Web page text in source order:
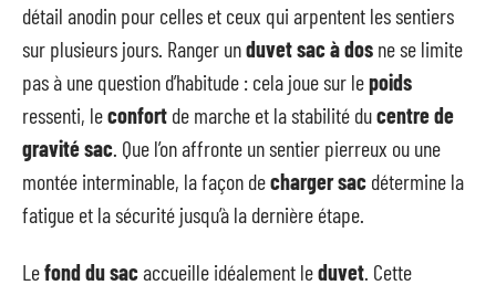
détail anodin pour celles et ceux qui arpentent les sentiers
sur plusieurs jours. Ranger unduvet sac à dos ne se limite
pas à une question d’habitude : cela joue sur lepoids
ressenti, leconfort de marche et la stabilité ducentre de
gravité sac . Que l’on affronte un sentier pierreux ou une
montée interminable, la façon decharger sac détermine la
fatigue et la sécurité jusqu’à la dernière étape.
Lefond du sacaccueille idéalement leduvet. Cette